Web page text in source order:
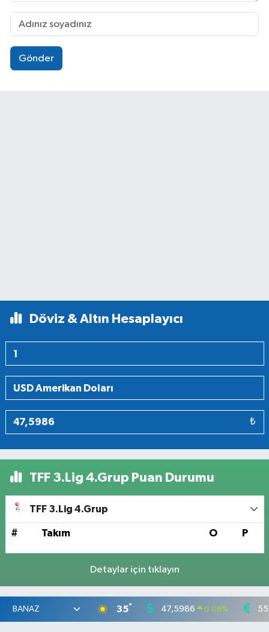
Gönder
Döviz & Altın Hesaplayıcı
₺
TFF 3.Lig 4.Grup Puan Durumu
TFF 3.Lig 4.Grup
# Takım O P
Detaylar için tıklayın
35° 47,5986 0.06%